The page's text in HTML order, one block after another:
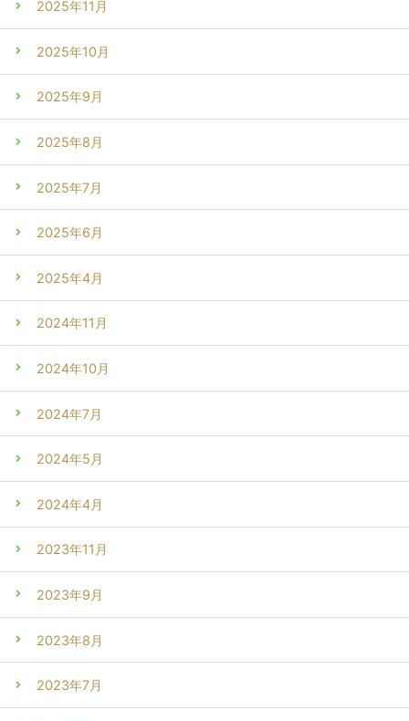
2025年11月
2025年10月
2025年9月
2025年8月
2025年7月
2025年6月
2025年4月
2024年11月
2024年10月
2024年7月
2024年5月
2024年4月
2023年11月
2023年9月
2023年8月
2023年7月